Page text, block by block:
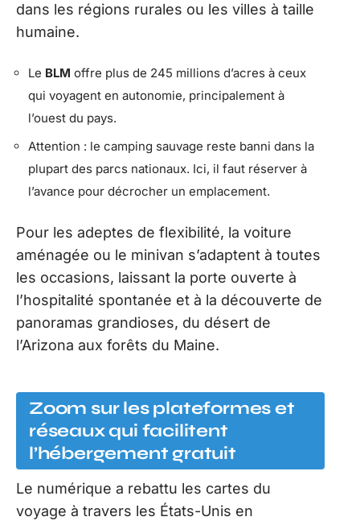
dans les régions rurales ou les villes à taille
humaine.
Le BLM offre plus de 245 millions d’acres à ceux
qui voyagent en autonomie, principalement à
l’ouest du pays.
Attention : le camping sauvage reste banni dans la
plupart des parcs nationaux. Ici, il faut réserver à
l’avance pour décrocher un emplacement.
Pour les adeptes de flexibilité, la voiture
aménagée ou le minivan s’adaptent à toutes
les occasions, laissant la porte ouverte à
l’hospitalité spontanée et à la découverte de
panoramas grandioses, du désert de
l’Arizona aux forêts du Maine.
Zoom sur les plateformes et
réseaux qui facilitent
l’hébergement gratuit
Le numérique a rebattu les cartes du
voyage à travers les États-Unis en